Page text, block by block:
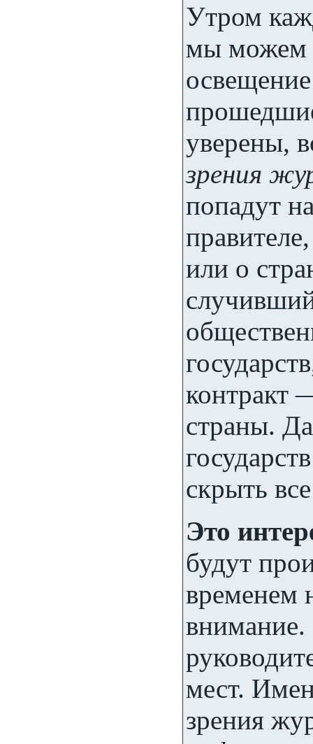
Утром
мы можем
уверены,
зрения
попадут
или о
контракт
страны.
скрыть
Это
будут
временем
мест.
зрения